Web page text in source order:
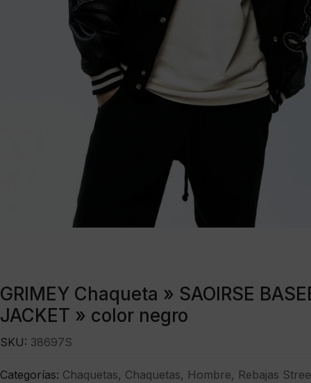
GRIMEY Chaqueta » SAOIRSE
JACKET » color negro
SKU: 38697S
Categorías: Chaquetas, Chaquetas, Hombre, Rebajas